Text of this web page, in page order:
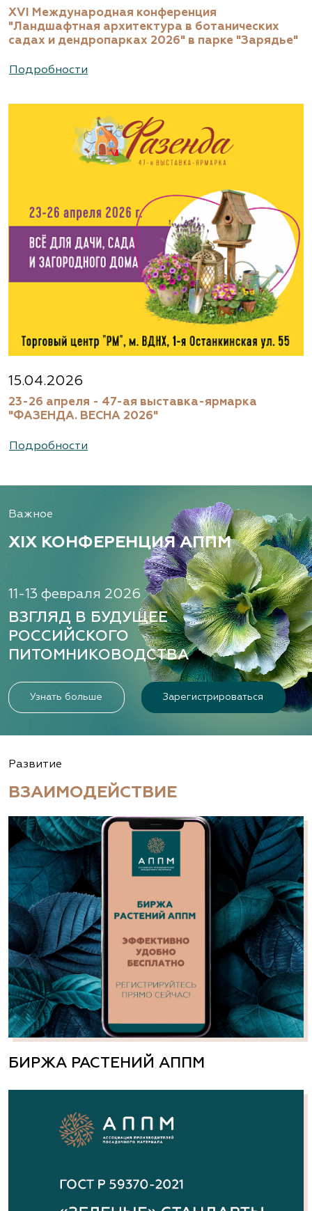
XVI Международная конференция
"Ландшафтная архитектура в ботанических
садах и дендропарках 2026" в парке "Зарядье"
Подробности
15.04.2026
23-26 апреля - 47-ая выставка-ярмарка
"ФАЗЕНДА. ВЕСНА 2026"
Подробности
Важное
XIX КОНФЕРЕНЦИЯ АППМ
11-13 февраля 2026
ВЗГЛЯД В БУДУЩЕЕ
РОССИЙСКОГО
ПИТОМНИКОВОДСТВА
Узнать больше Зарегистрироваться
Развитие
ВЗАИМОДЕЙСТВИЕ
БИРЖА РАСТЕНИЙ АППМ